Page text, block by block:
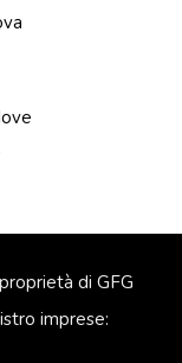
di GFG
imprese: